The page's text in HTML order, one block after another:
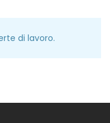
di lavoro.